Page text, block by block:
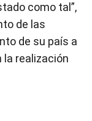
como tal”,
de las
de su país a
la realización